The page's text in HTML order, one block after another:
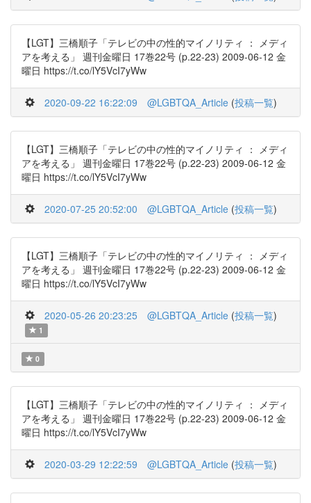
【LGT】三橋順子「テレビの中の性的マイノリティ ： メディ
アを考える」 週刊金曜日 17巻22号 (p.22-23) 2009-06-12 金
曜日 https://t.co/lY5VcI7yWw
2020-09-22 16:22:09 @LGBTQA_Article (投稿一覧)
【LGT】三橋順子「テレビの中の性的マイノリティ ： メディ
アを考える」 週刊金曜日 17巻22号 (p.22-23) 2009-06-12 金
曜日 https://t.co/lY5VcI7yWw
2020-07-25 20:52:00 @LGBTQA_Article (投稿一覧)
【LGT】三橋順子「テレビの中の性的マイノリティ ： メディ
アを考える」 週刊金曜日 17巻22号 (p.22-23) 2009-06-12 金
曜日 https://t.co/lY5VcI7yWw
2020-05-26 20:23:25 @LGBTQA_Article (投稿一覧)
1
0
【LGT】三橋順子「テレビの中の性的マイノリティ ： メディ
アを考える」 週刊金曜日 17巻22号 (p.22-23) 2009-06-12 金
曜日 https://t.co/lY5VcI7yWw
2020-03-29 12:22:59 @LGBTQA_Article (投稿一覧)